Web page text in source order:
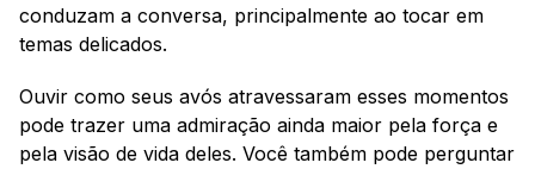
conduzam a conversa, principalmente ao tocar em
temas delicados.
Ouvir como seus avós atravessaram esses momentos
pode trazer uma admiração ainda maior pela força e
pela visão de vida deles. Você também pode perguntar